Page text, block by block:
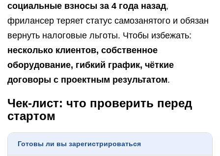
социальные взносы за 4 года назад,
фрилансер теряет статус самозанятого и обязан
вернуть налоговые льготы. Чтобы избежать:
несколько клиентов, собственное
оборудование, гибкий график, чёткие
договоры с проектным результатом.
Чек-лист: что проверить перед
стартом
Готовы ли вы зарегистрироваться